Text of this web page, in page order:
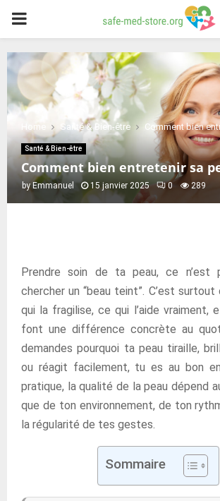
PRIMARY
MENU
Home Santé & Bien-être Comment bien
Santé & Bien-être
Comment bien entretenir sa
byEmmanuel 15 janvier 2025 0 289
Prendre soin de ta peau, ce n’est
chercher un “beau teint”. C’est
qui la fragilise, ce qui l’aide vraiment,
font une différence concrète au
demandes pourquoi ta peau tiraille,
ou réagit facilement, tu es au bon
pratique, la qualité de la peau dépend
que de ton environnement, de ton
la régularité de tes gestes.
Sommaire